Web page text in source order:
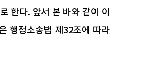
한다. 앞서 본 바와 같이 이
행정소송법 제32조에 따라